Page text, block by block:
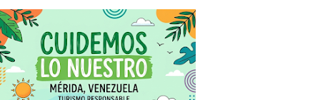
en la parroquia Osuna Rodríguez